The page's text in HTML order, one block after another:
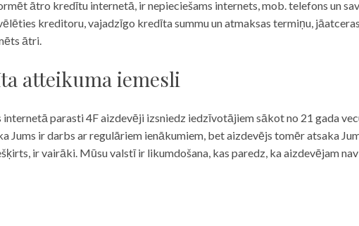
ātro kredītu internetā, ir nepieciešams internets, mob. telefons un
kreditoru, vajadzīgo kredīta summu un atmaksas termiņu,
ātri.
atteikuma iemesli
parasti 4F aizdevēji izsniedz iedzīvotājiem sākot no 21 gada
Jums ir darbs ar regulāriem ienākumiem, bet aizdevējs tomēr atsaka
ir vairāki. Mūsu valstī ir likumdošana, kas paredz, ka aizdevējam